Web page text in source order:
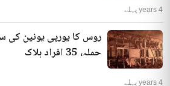
4 years پہلے
روس کا یورپی یونین کی
حملہ، 35 افراد ہلاک
4 years پہلے